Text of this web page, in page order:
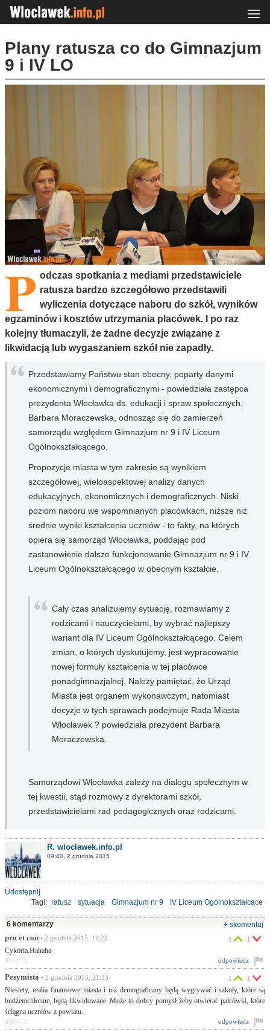
Plany ratusza co do Gimnazjum
9 i IV LO
P odczas spotkania z mediami przedstawiciele
ratusza bardzo szczegółowo przedstawili
wyliczenia dotyczące naboru do szkół, wyników
egzaminów i kosztów utrzymania placówek. I po raz
kolejny tłumaczyli, że żadne decyzje związane z
likwidacją lub wygaszaniem szkół nie zapadły.
Przedstawiamy Państwu stan obecny, poparty danymi
ekonomicznymi i demograficznymi - powiedziała zastępca
prezydenta Włocławka ds. edukacji i spraw społecznych,
Barbara Moraczewska, odnosząc się do zamierzeń
samorządu względem Gimnazjum nr 9 i IV Liceum
Ogólnokształcącego.
Propozycje miasta w tym zakresie są wynikiem
szczegółowej, wieloaspektowej analizy danych
edukacyjnych, ekonomicznych i demograficznych. Niski
poziom naboru we wspomnianych placówkach, niższe niż
średnie wyniki kształcenia uczniów - to fakty, na których
opiera się samorząd Włocławka, poddając pod
zastanowienie dalsze funkcjonowanie Gimnazjum nr 9 i IV
Liceum Ogólnokształcącego w obecnym kształcie.
Cały czas analizujemy sytuację, rozmawiamy z
rodzicami i nauczycielami, by wybrać najlepszy
wariant dla IV Liceum Ogólnokształcącego. Celem
zmian, o których dyskutujemy, jest wypracowanie
nowej formuły kształcenia w tej placówce
ponadgimnazjalnej. Należy pamiętać, że Urząd
Miasta jest organem wykonawczym, natomiast
decyzje w tych sprawach podejmuje Rada Miasta
Włocławek ? powiedziała prezydent Barbara
Moraczewska.
Samorządowi Włocławka zależy na dialogu społecznym w
tej kwestii, stąd rozmowy z dyrektorami szkół,
przedstawicielami rad pedagogicznych oraz rodzicami.
R. wloclawek.info.pl
09:40, 2 grudnia 2015
Udostępnij
Tagi: ratusz sytuacja Gimnazjum nr 9
IV Liceum Ogólnokształcące
nabór
niż demograficzny likwidacja wygaśnięcie
rozmowy
6 komentarzy
+ skomentuj
pro et con • 2 grudnia 2015, 11:23
Cykoria.Hahaha
1 1
odpowiedz
ID:64772
Pesymista • 2 grudnia 2015, 21:23
Niestety, realia finansowe miasta i niż demograficzny będą wygrywać i szkoły, które są
budżetochłonne, będą likwidowane. Może to dobry pomysł żeby otwierać palcówki, które
ściągna uczniów z powiatu.
1 1
odpowiedz
ID:64779